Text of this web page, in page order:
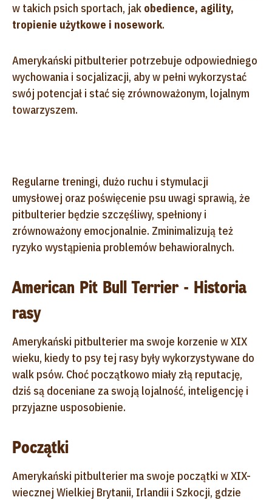
w takich psich sportach, jak obedience, agility,
tropienie użytkowe i nosework.
Amerykański pitbulterier potrzebuje odpowiedniego
wychowania i socjalizacji, aby w pełni wykorzystać
swój potencjał i stać się zrównoważonym, lojalnym
towarzyszem.
Regularne treningi, dużo ruchu i stymulacji
umysłowej oraz poświęcenie psu uwagi sprawią, że
pitbulterier będzie szczęśliwy, spełniony i
zrównoważony emocjonalnie. Zminimalizują też
ryzyko wystąpienia problemów behawioralnych.
American Pit Bull Terrier - Historia
rasy
Amerykański pitbulterier ma swoje korzenie w XIX
wieku, kiedy to psy tej rasy były wykorzystywane do
walk psów. Choć początkowo miały złą reputację,
dziś są doceniane za swoją lojalność, inteligencję i
przyjazne usposobienie.
Początki
Amerykański pitbulterier ma swoje początki w XIX-
wiecznej Wielkiej Brytanii, Irlandii i Szkocji, gdzie